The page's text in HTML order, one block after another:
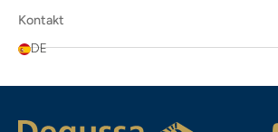
Kontakt
DE